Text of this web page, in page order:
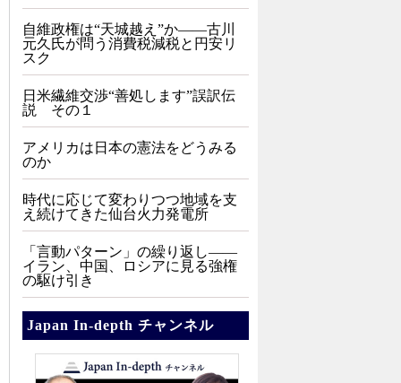
自維政権は“天城越え”か――古川
元久氏が問う消費税減税と円安リ
スク
日米繊維交渉“善処します”誤訳伝
説 その１
アメリカは日本の憲法をどうみる
のか
時代に応じて変わりつつ地域を支
え続けてきた仙台火力発電所
「言動パターン」の繰り返し――
イラン、中国、ロシアに見る強権
の駆け引き
Japan In-depth チャンネル